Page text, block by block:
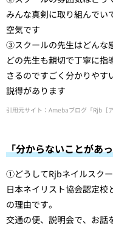
みんな真剣に取り組んでい
空気です
③スクールの先生はどんな
どの先生も親切で丁寧に指
さるのですごく分かりや
説得があります
引用元サイト：Amebaブログ「Rjb
「分からないことがあ
①どうしてRjbネイルスク
日本ネイリスト協会認定
の理由です。
交通の便、説明会で、お話